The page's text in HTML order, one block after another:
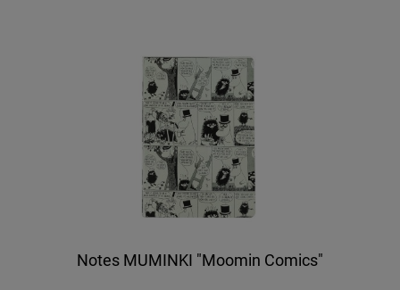
Notes MUMINKI "Moomin Comics"